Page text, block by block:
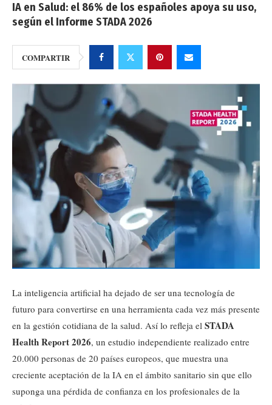
IA en Salud: el 86% de los españoles apoya su uso,
según el Informe STADA 2026
COMPARTIR
La inteligencia artificial ha dejado de ser una tecnología de
futuro para convertirse en una herramienta cada vez más presente
en la gestión cotidiana de la salud. Así lo refleja el STADA
Health Report 2026, un estudio independiente realizado entre
20.000 personas de 20 países europeos, que muestra una
creciente aceptación de la IA en el ámbito sanitario sin que ello
suponga una pérdida de confianza en los profesionales de la